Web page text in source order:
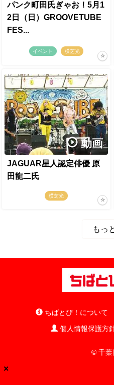
パンク町田氏ぎゃお！5月1
2日（日）GROOVETUBE
FES...
イベント 横芝光
動画
JAGUAR星人認定俳優 原
田龍二氏
横芝光
もっ
ちばとぴ！について
個人情報保護方
© 千葉
×